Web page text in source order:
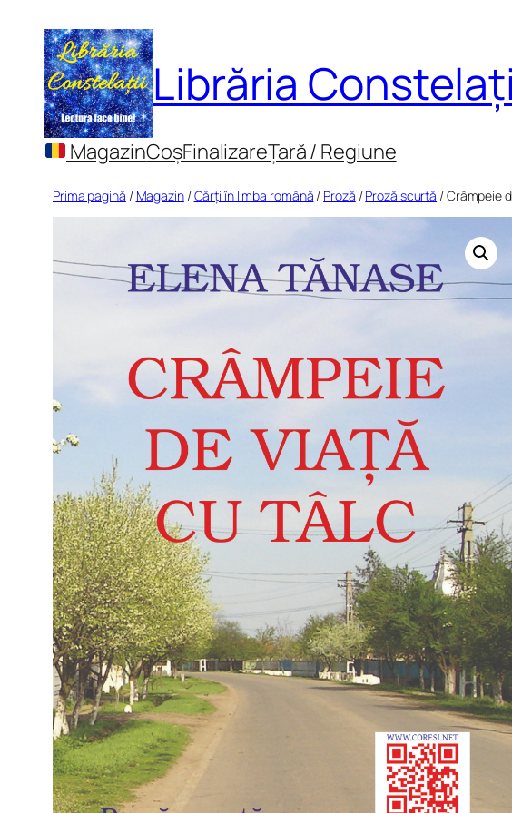
conținut
Librăria
MagazinCoșFinalizareȚară / Regiune
Prima pagină / Magazin/Cărți în limba română / Proză /Proză scurtă / Crâmpeie